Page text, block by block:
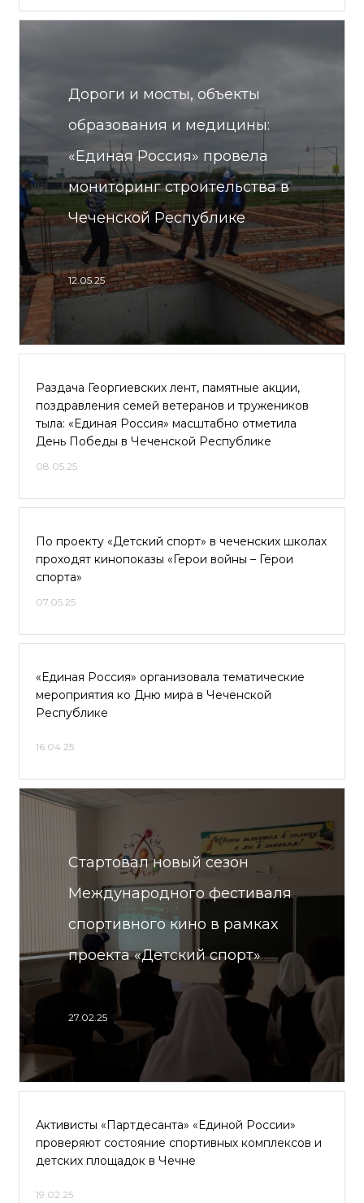
Дороги и мосты, объекты
образования и медицины:
«Единая Россия» провела
мониторинг строительства в
Чеченской Республике
12.05.25
Раздача Георгиевских лент, памятные акции,
поздравления семей ветеранов и тружеников
тыла: «Единая Россия» масштабно отметила
День Победы в Чеченской Республике
08.05.25
По проекту «Детский спорт» в чеченских школах
проходят кинопоказы «Герои войны – Герои
спорта»
07.05.25
«Единая Россия» организовала тематические
мероприятия ко Дню мира в Чеченской
Республике
16.04.25
Стартовал новый сезон
Международного фестиваля
спортивного кино в рамках
проекта «Детский спорт»
27.02.25
Активисты «Партдесанта» «Единой России»
проверяют состояние спортивных комплексов и
детских площадок в Чечне
19.02.25